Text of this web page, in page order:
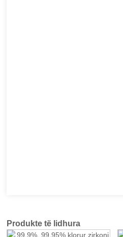
Produkte të lidhura